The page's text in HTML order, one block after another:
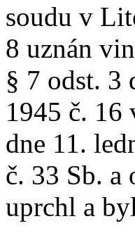
soudu v
8 uznán
§ 7 odst. 3
1945 č. 16
dne 11.
č. 33 Sb. a
uprchl a